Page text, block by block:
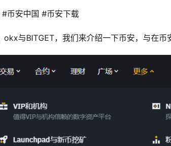
币安中国 #币安下载
与BITGET，我们来介绍一下币安，与在币